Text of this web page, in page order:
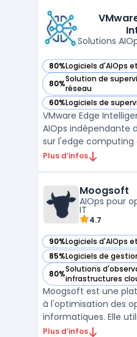
nativement à Power
Solutions
80%Logiciels d'AIOps
— voir VMware Edge
80%Solution de
réseau
— voir VMware Edge
60%Logiciels de
— voir VMware Edge
VMware Edge
AIOps indépendante
sur l'edge computing
assure la
fil et filaires, le SD-
Plus d’infos
Moogsoft
AIOps pour
IT
4.7
90%Logiciels d'AIOps
— voir Moogsoft dans
85%Logiciels de
— voir Moogsoft dans
80%Solutions
infrastructures
— voir Moogsoft dans
Moogsoft est une
à l'optimisation des
informatiques. Elle
artificielle pour
Plus d’infos